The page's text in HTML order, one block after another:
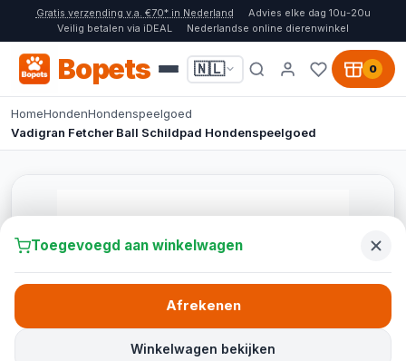
Gratis verzending v.a. €70* in Nederland
Advies elke dag 10u-20u
Veilig betalen via iDEAL
Nederlandse online dierenwinkel
Bopets 🇳🇱 0
HomeHondenHondenspeelgoed
Vadigran Fetcher Ball Schildpad Hondenspeelgoed
Toegevoegd aan winkelwagen
Winkelwagen bekijken
Afrekenen